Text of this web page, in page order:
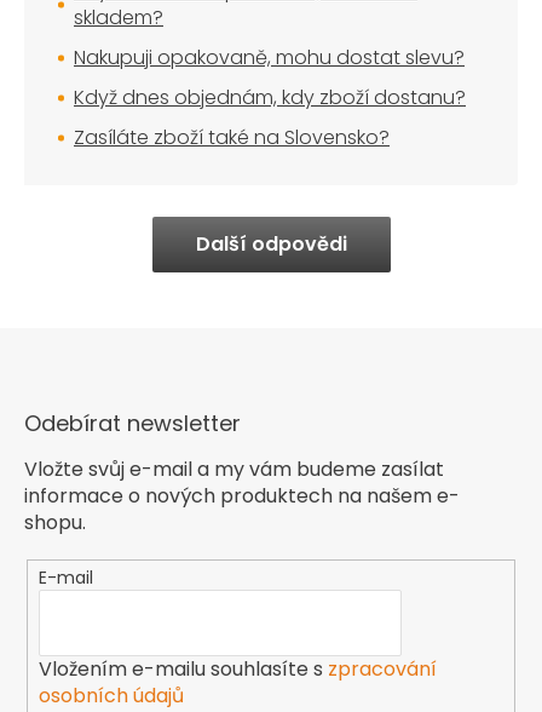
skladem?
Nakupuji opakovaně, mohu dostat slevu?
Když dnes objednám, kdy zboží dostanu?
Zasíláte zboží také na Slovensko?
Další odpovědi
Odebírat newsletter
Vložte svůj e-mail a my vám budeme zasílat
informace o nových produktech na našem e-
shopu.
E-mail
Vložením e-mailu souhlasíte s zpracování
osobních údajů